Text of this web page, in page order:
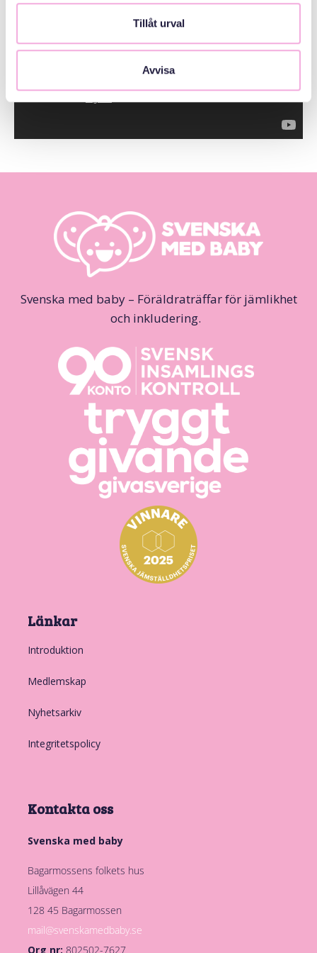
Tillåt urval
Avvisa
Svenska med baby – Föräldraträffar för jämlikhet
och inkludering.
Länkar
Introduktion
Medlemskap
Nyhetsarkiv
Integritetspolicy
Kontakta oss
Svenska med baby
Bagarmossens folkets hus
Lillåvägen 44
128 45 Bagarmossen
mail@svenskamedbaby.se
Org nr: 802502-7627